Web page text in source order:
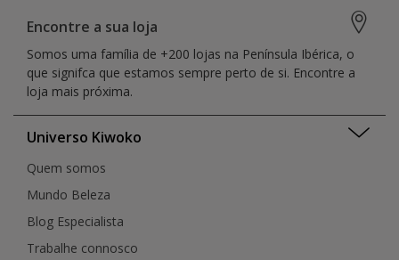
Encontre a sua loja
Somos uma família de +200 lojas na Península Ibérica, o
que signifca que estamos sempre perto de si. Encontre a
loja mais próxima.
Universo Kiwoko
Quem somos
Mundo Beleza
Blog Especialista
Trabalhe connosco